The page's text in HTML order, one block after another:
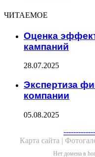
ЧИТАЕМОЕ
Оценка
кампаний
28.07.2025
Экспертиза
компании
05.08.2025
Карта сайта |
Нет домена в